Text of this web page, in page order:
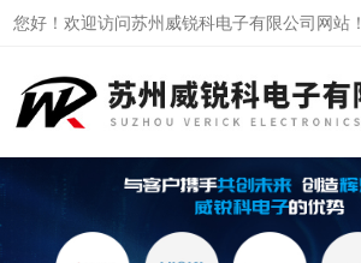
您好！欢迎访问苏州威锐科电子有限公司网站！